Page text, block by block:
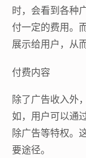
时，会看到各种
付一定的费用。
展示给用户，从
付费内容
除了广告收入外
如，用户可以通
除广告等特权。
要途径。